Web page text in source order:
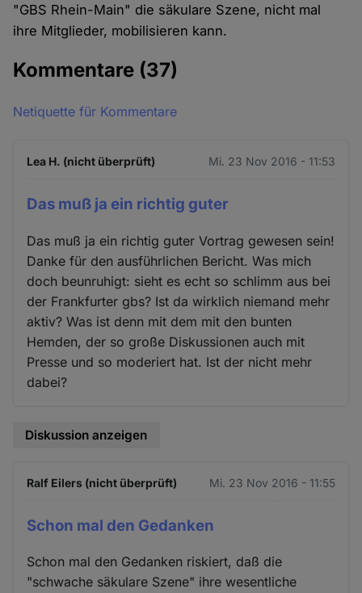
"GBS Rhein-Main" die säkulare Szene, nicht mal
ihre Mitglieder, mobilisieren kann.
Kommentare (37)
Netiquette für Kommentare
Lea H. (nicht überprüft) Mi. 23 Nov 2016 - 11:53
Das muß ja ein richtig guter
Das muß ja ein richtig guter Vortrag gewesen sein!
Danke für den ausführlichen Bericht. Was mich
doch beunruhigt: sieht es echt so schlimm aus bei
der Frankfurter gbs? Ist da wirklich niemand mehr
aktiv? Was ist denn mit dem mit den bunten
Hemden, der so große Diskussionen auch mit
Presse und so moderiert hat. Ist der nicht mehr
dabei?
Diskussion anzeigen
Ralf Eilers (nicht überprüft) Mi. 23 Nov 2016 - 11:55
Schon mal den Gedanken
Schon mal den Gedanken riskiert, daß die
"schwache säkulare Szene" ihre wesentliche